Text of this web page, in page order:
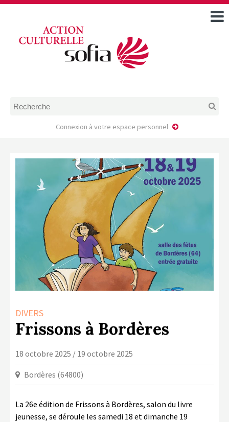
DOSSIERS DE DEMANDE
FAIRE UNE DEMANDE D’AIDE
MODÈLE D’ACCORD DE
PRESTATION
AUTEUR/PORTEUR DE
NUMÉRIQUE
LA CULTURE AVEC LA COPIE
PRIVÉE
CONTACTS
Connexion à votre espace personnel
DIVERS
Frissons à Bordères
18 octobre 2025 / 19 octobre 2025
Bordères (64800)
La 26e édition de Frissons à Bordères, salon du livre
jeunesse, se déroule les samedi 18 et dimanche 19